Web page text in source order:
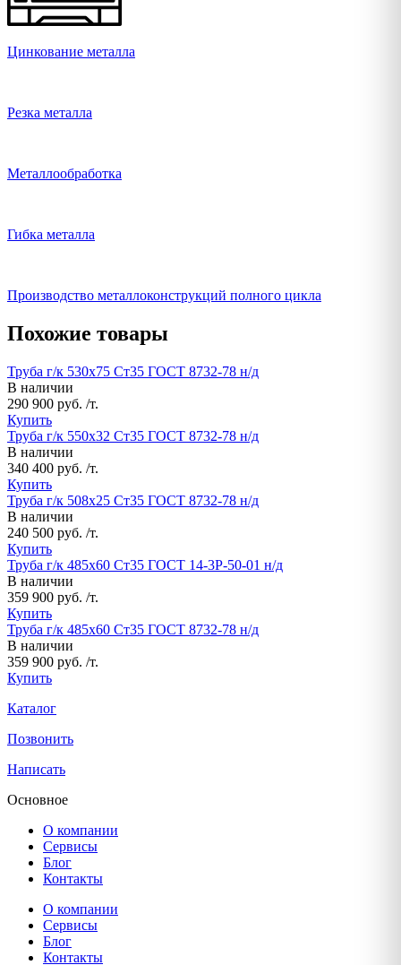
Цинкование металла
Резка металла
Металлообработка
Гибка металла
Производство металлоконструкций полного цикла
Похожие товары
Труба г/к 530х75 Ст35 ГОСТ 8732-78 н/д
В наличии
290 900 руб. /т.
Купить
Труба г/к 550х32 Ст35 ГОСТ 8732-78 н/д
В наличии
340 400 руб. /т.
Купить
Труба г/к 508х25 Ст35 ГОСТ 8732-78 н/д
В наличии
240 500 руб. /т.
Купить
Труба г/к 485х60 Ст35 ГОСТ 14-3Р-50-01 н/д
В наличии
359 900 руб. /т.
Купить
Труба г/к 485х60 Ст35 ГОСТ 8732-78 н/д
В наличии
359 900 руб. /т.
Купить
Каталог
Позвонить
Написать
Основное
О компании
Сервисы
Блог
Контакты
О компании
Сервисы
Блог
Контакты